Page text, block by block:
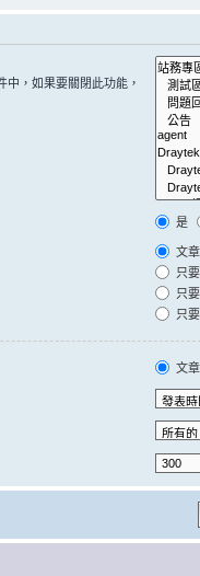
，如果要關閉此功能，
是
文
只
只
只
文章